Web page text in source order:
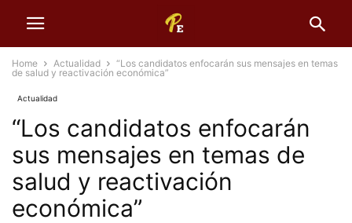
Home Actualidad
“Los candidatos enfocarán sus mensajes en temas
de salud y reactivación económica”
Actualidad
“Los candidatos enfocarán
sus mensajes en temas de
salud y reactivación
económica”